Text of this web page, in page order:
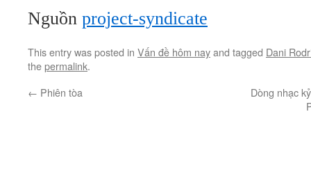
Nguồn project-syndicate
This entry was posted in Vấn đề hôm nayand tagged Dani
thepermalink.
← Phiên tòa
Dòng nhạc